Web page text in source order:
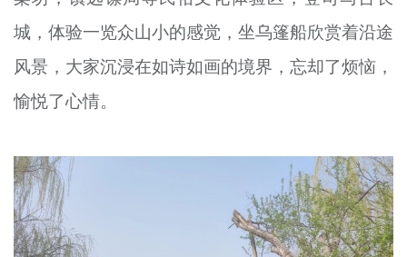
城，体验一览众山小的感觉，坐乌篷船欣赏着沿途
风景，大家沉浸在如诗如画的境界，忘却了烦恼，
愉悦了心情。